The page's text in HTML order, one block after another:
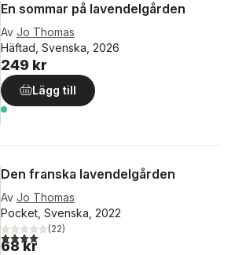
En sommar på lavendelgården
Av Jo Thomas
Häftad, Svenska, 2026
249 kr
Lägg till
Den franska lavendelgården
Av Jo Thomas
Pocket, Svenska, 2022
4,1utav 5 stjärnor. Totalt antal röster:
(22)
68 kr